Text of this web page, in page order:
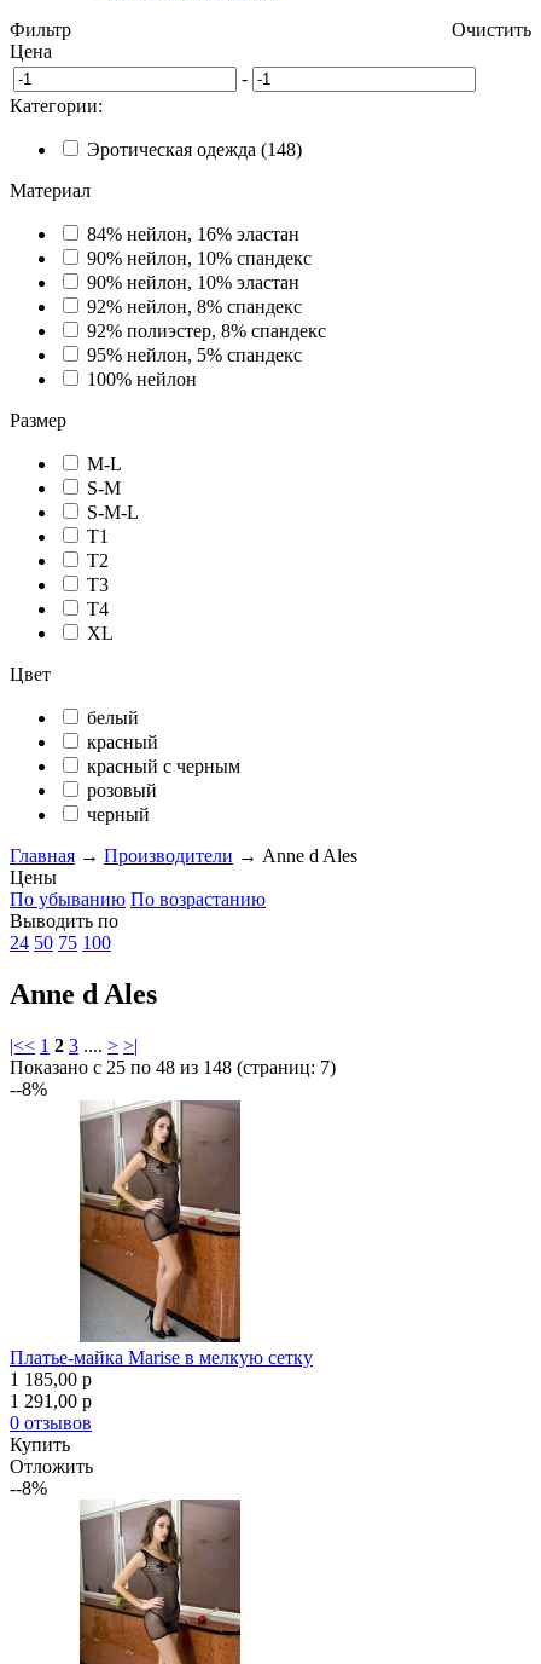
Фильтр
Очистить
Цена
-
Категории:
Эротическая одежда (148)
Материал
84% нейлон, 16% эластан
90% нейлон, 10% спандекс
90% нейлон, 10% эластан
92% нейлон, 8% спандекс
92% полиэстер, 8% спандекс
95% нейлон, 5% спандекс
100% нейлон
Размер
M-L
S-M
S-M-L
T1
T2
T3
T4
XL
Цвет
белый
красный
красный с черным
розовый
черный
Главная → Производители → Anne d Ales
Цены
По убыванию По возрастанию
Выводить по
24 50 75 100
Anne d Ales
|<< 1 2 3 .... > >|
Показано с 25 по 48 из 148 (страниц: 7)
--8%
Платье-майка Marise в мелкую сетку
1 185,00 p
1 291,00 p
0 отзывов
Купить
Отложить
--8%